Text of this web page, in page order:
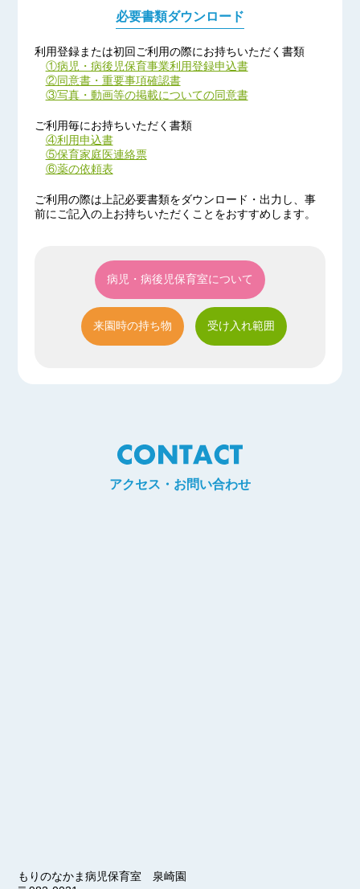
本年もどうぞよろしくお願い致します (^-^)
年末年始のお休みのお知らせ
2019年12月28日（土）
～2020年1月5日（日）
*2020年は1月6日（月）から
通常通り開室します。
来年もどうぞよろしくお願い致します
|ω・)
【お知らせ】 2019/05/20
病児保育室の電話番号が変わりました！！
2019/04/01 開園
本日「病児保育室 泉崎」開所しました。
2019/03/01 紹介
必要書類ダウンロード
利用登録または初回ご利用の際にお持ちいただく書類
①病児・病後児保育事業利用登録申込書
②同意書・重要事項確認書
③写真・動画等の掲載についての同意書
ご利用毎にお持ちいただく書類
④利用申込書
⑤保育家庭医連絡票
⑥薬の依頼表
ご利用の際は上記必要書類をダウンロード・出力し、事
前にご記入の上お持ちいただくことをおすすめします。
病児・病後児保育室について
来園時の持ち物 受け入れ範囲
アクセス・お問い合わせ
もりのなかま病児保育室 泉崎園